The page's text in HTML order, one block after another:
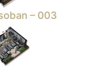
– 003